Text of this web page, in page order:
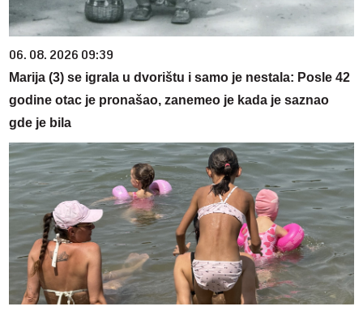
06. 08. 2026 09:39
Marija (3) se igrala u dvorištu i samo je nestala: Posle 42
godine otac je pronašao, zanemeo je kada je saznao
gde je bila